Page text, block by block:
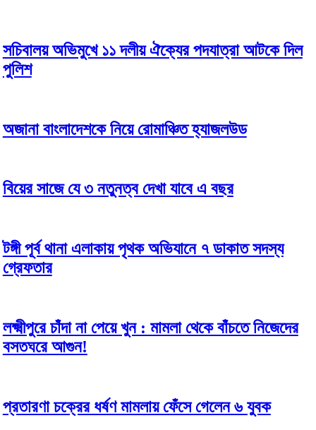
সচিবালয় অভিমুখে ১১ দলীয় ঐক্যের পদযাত্রা আটকে দিল
পুলিশ
অজানা বাংলাদেশকে নিয়ে রোমাঞ্চিত হ্যাজলউড
বিয়ের সাজে যে ৩ নতুনত্ব দেখা যাবে এ বছর
টঙ্গী পূর্ব থানা এলাকায় পৃথক অভিযানে ৭ ডাকাত সদস্য
গ্রেফতার
লক্ষ্মীপুরে চাঁদা না পেয়ে খুন : মামলা থেকে বাঁচতে নিজেদের
বসতঘরে আগুন!
প্রতারণা চক্রের ধর্ষণ মামলায় ফেঁসে গেলেন ৬ যুবক